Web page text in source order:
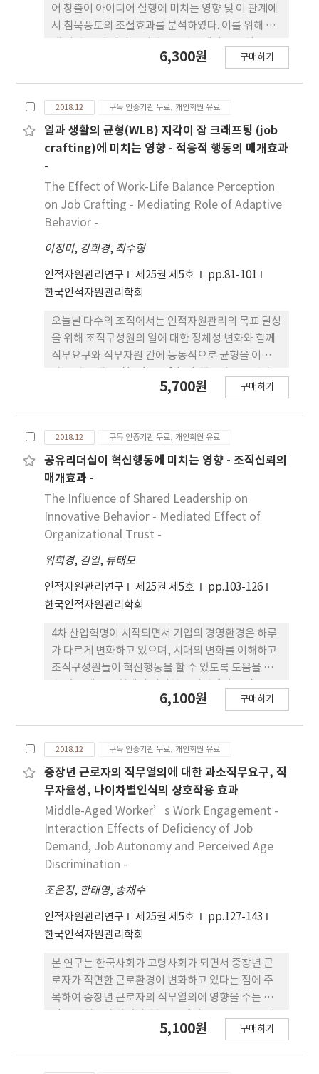
어 창출이 아이디어 실행에 미치는 영향 및 이 관계에
서 침묵풍토의 조절효과를 분석하였다. 이를 위해 국
사를 실시하여 자료를 수집하였다. 특히, 침묵풍토의
의 아이디어 창출과 실행 간의 관계에서 침묵풍토의
환경적 요인에 국한한 영향모형을 실증적으로 검증하
기 위해 다층 구조(예: 산업분야, 직급 등)를 고려한
항기반 요인분석과 베이지언 모형분석을 실시하였다.
분석 결과, 구성원의 점진적 아이디어 창출과 아이디
어 실행 사이에 정적인 관계가 있는 것으로 나타나 기
의성의 중요성이 지지되었다. 또한 침묵풍토의 유형
지는 양상이 나타났다. 특히 방어적 침묵풍토 인식이
높을 경우, 급진적 아이디어 창출-아이디어 실행 간의
정적관계가 약화되었으며, 체념적 침묵풍토 인식수
준이 높을 때는 급진적 아이디어 창출과 아이디어 실
행 간 관계가 오히려 강화되는 현상이 나타났다. 이 결
과는 혁신의 긍정적인 부분과 부정적인 부분을 동시
에 보여주는 것으로 조직 내 침묵풍토가 강하다고 인
급진적 아이디어 창출과 실행을 시도하게 되며 이는
혁신피로를 야기할 수 있어 궁극적으로 개인혁신에
부정적인 영향을 미치는 것으로 해석할 수 있다.
6,300원 구매하기
2018.12 구독 인증기관 무료, 개인회원 유료
일과 생활의 균형(WLB) 지각이 잡 크래프팅 (job
crafting)에 미치는 영향 - 적응적 행동의 매개효과
-
The Effect of Work-Life Balance Perception
on Job Crafting - Mediating Role of Adaptive
Behavior -
이정미, 강희경, 최수형
인적자원관리연구 제25권 제5호
pp.81-101
한국인적자원관리학회
오늘날 다수의 조직에서는 인적자원관리의 목표 달성
을 위해 조직구성원의 일에 대한 정체성 변화와 함께
직무요구와 직무자원 간에 능동적으로 균형을 이루어
잡 크래프팅은 구성원이 직무설계 및 사회적 환경을
심을 갖는 개인과 기업이 증가하고 있다. 이에 반해 두
변인의 관계에 대한 깊이 있는 연구는 제한되어 있는
현실이다. 따라서 본 연구의 목적은 조직구성원의
WLB 지각이 적응적 행동을 매개로 하여 잡 크래프팅
에 미치는 영향을 규명하는데 있다. 실증연구를 진행
하기 위해 국내 기업체 근로자들을 대상으로 설문조
사를 실시하였고 총 487부의 설문자료를 최종분석에
서 표본으로 사용하였다. 설문지는 WLB 지각, 적응적
행동, 잡 크래프팅의 변인으로 구분된다. 잡 크래프팅
은 Tims, Bakker, & Derks(2012)가 개발한 4가지
구성요인, 즉 구조적 직무자원 증가(increasing
structural job resource), 사회적 직무자원 증가
(increasing social job resource), 도전적 직무요
구 증가(increasing challenging job demand),
방해적 직무요구 감소(decreasing hindering job
demand)로 구성되었다. 본 연구의 분석결과는 다음
WLB 지각과 잡 크래프팅의 하위요소인 구조적 직무
자원 증가, 사회적 직무자원 증가 및 도전적 직무요구
증가 및 방해적 직무요구 감소와의 관계를 매개하는
구의 시사점, 한계 및 향후 과제를 제시하였다.
5,700원 구매하기
2018.12 구독 인증기관 무료, 개인회원 유료
공유리더십이 혁신행동에 미치는 영향 - 조직신뢰의
매개효과 -
The Influence of Shared Leadership on
Innovative Behavior - Mediated Effect of
Organizational Trust -
위희경, 김일, 류태모
인적자원관리연구 제25권 제5호
pp.103-126
한국인적자원관리학회
4차 산업혁명이 시작되면서 기업의 경영환경은 하루
가 다르게 변화하고 있으며, 시대의 변화를 이해하고
조직구성원들이 혁신행동을 할 수 있도록 도움을 줄
하고 있다. 공식적인 리더만이 집단 또는 팀에 유효한
리더가 한 조직 내에 존재 한다는 공유리더십에 대한
관심이 확대되고 있다. 본 연구에서는 공유리더십, 조
직신뢰, 혁신행동에 대한 선행연구들을 바탕으로 네
개의 연구 가설을 설정 하고 부산, 경남지역에 있는 기
업을 대상으로 총 435부의 설문지를 회수하여 실증분
석을 하였다. 그 결과 공유리더십은 혁신행동에 정(+)
의 영향을 미치고, 공유리더십이 조직신뢰에 정(+)의
을 미치고 있다. 마지막으로 공유리더십과 혁신행동
났다. 연구결과에 대한 결론 및 토의에서 연구결과에
대한 심층적 논의와 함께 연구의 한계와 추후연구방
향에 대해서도 논의하였다.
6,100원 구매하기
2018.12 구독 인증기관 무료, 개인회원 유료
중장년 근로자의 직무열의에 대한 과소직무요구, 직
무자율성, 나이차별인식의 상호작용 효과
Middle-Aged Worker’s Work Engagement -
Interaction Effects of Deficiency of Job
Demand, Job Autonomy and Perceived Age
Discrimination -
조은정, 한태영, 송채수
인적자원관리연구 제25권 제5호
pp.127-143
한국인적자원관리학회
본 연구는 한국사회가 고령사회가 되면서 중장년 근
로자가 직면한 근로환경이 변화하고 있다는 점에 주
목하여 중장년 근로자의 직무열의에 영향을 주는 요
의 직무열의에 대한 선행변인으로서 직무의 질적 측
5,100원 구매하기